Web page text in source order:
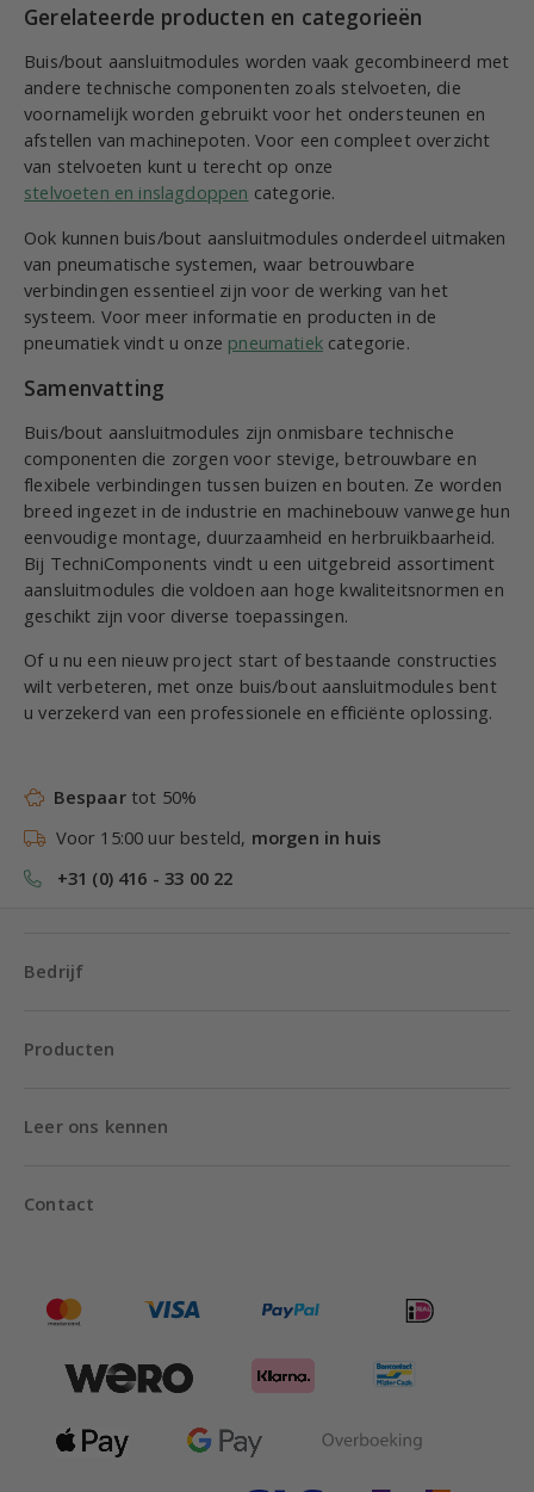
Gerelateerde producten en categorieën
Buis/bout aansluitmodules worden vaak gecombineerd met
andere technische componenten zoals stelvoeten, die
voornamelijk worden gebruikt voor het ondersteunen en
afstellen van machinepoten. Voor een compleet overzicht
van stelvoeten kunt u terecht op onze
stelvoeten en inslagdoppen categorie.
Ook kunnen buis/bout aansluitmodules onderdeel uitmaken
van pneumatische systemen, waar betrouwbare
verbindingen essentieel zijn voor de werking van het
systeem. Voor meer informatie en producten in de
pneumatiek vindt u onze pneumatiekcategorie.
Samenvatting
Buis/bout aansluitmodules zijn onmisbare technische
componenten die zorgen voor stevige, betrouwbare en
flexibele verbindingen tussen buizen en bouten. Ze worden
breed ingezet in de industrie en machinebouw vanwege hun
eenvoudige montage, duurzaamheid en herbruikbaarheid.
Bij TechniComponents vindt u een uitgebreid assortiment
aansluitmodules die voldoen aan hoge kwaliteitsnormen en
geschikt zijn voor diverse toepassingen.
Of u nu een nieuw project start of bestaande constructies
wilt verbeteren, met onze buis/bout aansluitmodules bent
u verzekerd van een professionele en efficiënte oplossing.
Bespaartot 50%
Voor 15:00 uur besteld, morgen in huis
+31 (0) 416 - 33 00 22
Bedrijf
Producten
Leer ons kennen
Contact